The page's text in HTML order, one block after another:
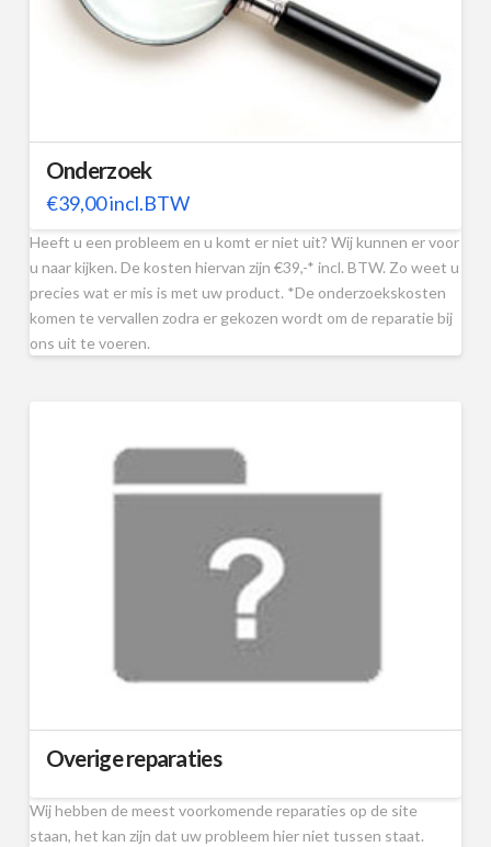
Onderzoek
€39,00incl.BTW
Heeft u een probleem en u komt er niet uit? Wij kunnen er voor
u naar kijken. De kosten hiervan zijn €39,-* incl. BTW. Zo weet u
precies wat er mis is met uw product. *De onderzoekskosten
komen te vervallen zodra er gekozen wordt om de reparatie bij
ons uit te voeren.
Overige reparaties
Wij hebben de meest voorkomende reparaties op de site
staan, het kan zijn dat uw probleem hier niet tussen staat.